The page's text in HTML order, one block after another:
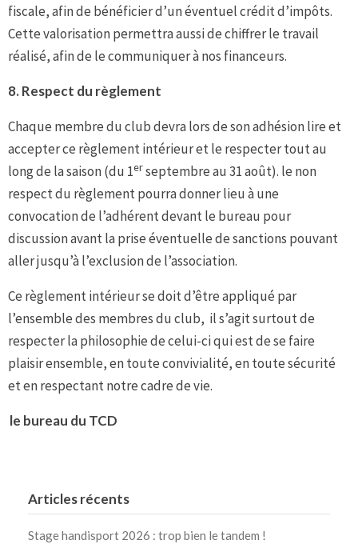
fiscale, afin de bénéficier d’un éventuel crédit d’impôts.
Cette valorisation permettra aussi de chiffrer le travail
réalisé, afin de le communiquer à nos financeurs.
8. Respect du règlement
Chaque membre du club devra lors de son adhésion lire et
accepter ce règlement intérieur et le respecter tout au
long de la saison (du 1erseptembre au 31 août). le non
respect du règlement pourra donner lieu à une
convocation de l’adhérent devant le bureau pour
discussion avant la prise éventuelle de sanctions pouvant
aller jusqu’à l’exclusion de l’association.
Ce règlement intérieur se doit d’être appliqué par
l’ensemble des membres du club, il s’agit surtout de
respecter la philosophie de celui-ci qui est de se faire
plaisir ensemble, en toute convivialité, en toute sécurité
et en respectant notre cadre de vie.
le bureau du TCD
Articles récents
Stage handisport 2026 : trop bien le tandem !